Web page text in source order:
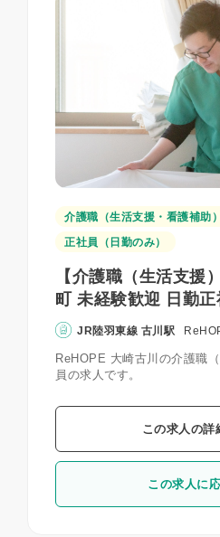
介護職（生活支援・看護補助）
正社員（日勤のみ）
【介護職（生活支援
町 未経験歓迎 日勤正
JR陸羽東線 古川駅
ReHOPE 大崎古川の介護職
員の求人です。
この求人の詳
この求人に